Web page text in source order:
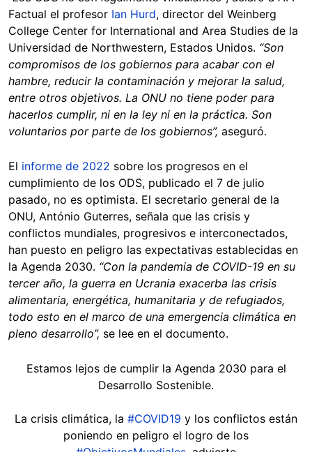
Factual el profesor Ian Hurd, director del Weinberg
College Center for International and Area Studies de la
Universidad de Northwestern, Estados Unidos. “Son
compromisos de los gobiernos para acabar con el
hambre, reducir la contaminación y mejorar la salud,
entre otros objetivos. La ONU no tiene poder para
hacerlos cumplir, ni en la ley ni en la práctica. Son
voluntarios por parte de los gobiernos”, aseguró.
El informe de 2022 sobre los progresos en el
cumplimiento de los ODS, publicado el 7 de julio
pasado, no es optimista. El secretario general de la
ONU, António Guterres, señala que las crisis y
conflictos mundiales, progresivos e interconectados,
han puesto en peligro las expectativas establecidas en
la Agenda 2030. “Con la pandemia de COVID-19 en su
tercer año, la guerra en Ucrania exacerba las crisis
alimentaria, energética, humanitaria y de refugiados,
todo esto en el marco de una emergencia climática en
pleno desarrollo”, se lee en el documento.
Estamos lejos de cumplir la Agenda 2030 para el
Desarrollo Sostenible.
La crisis climática, la #COVID19 y los conflictos están
poniendo en peligro el logro de los